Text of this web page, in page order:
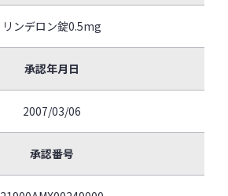
リンデロン錠0.5mg
承認年月日
2007/03/06
承認番号